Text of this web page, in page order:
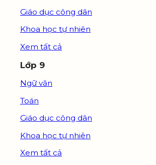
Giáo dục công dân
Khoa học tự nhiên
Xem tất cả
Lớp 9
Ngữ văn
Toán
Giáo dục công dân
Khoa học tự nhiên
Xem tất cả